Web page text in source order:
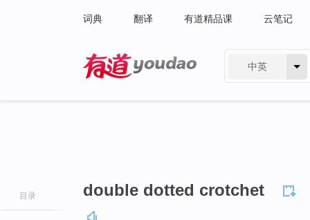
词典 翻译 有道精品课 云笔记
中英
目录 double dotted crotchet